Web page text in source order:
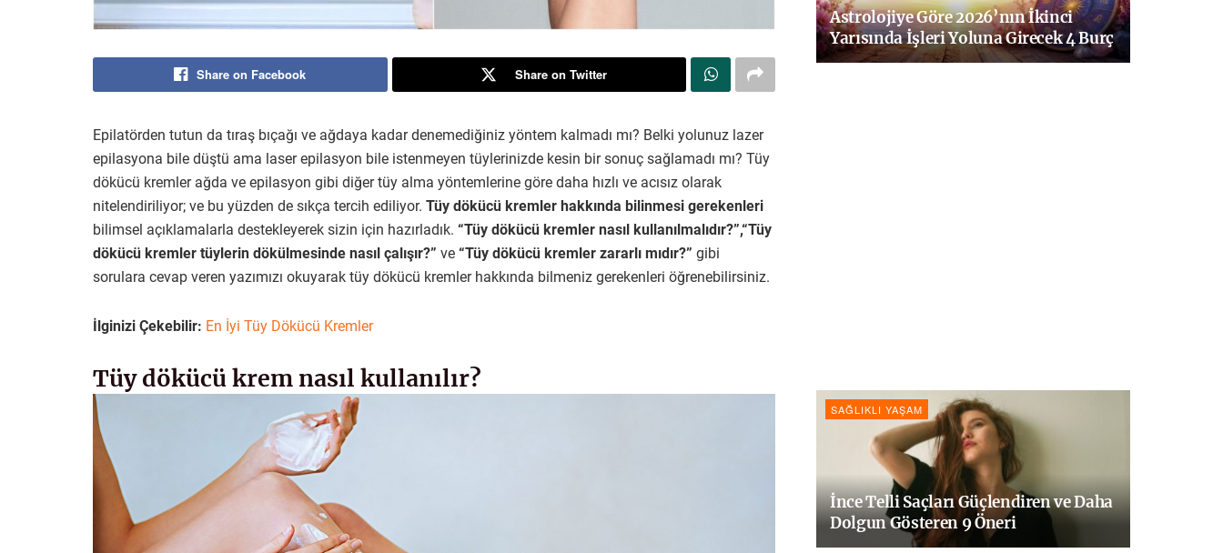
Share on Facebook Share on Twitter
Epilatörden tutun da tıraş bıçağı ve ağdaya kadar denemediğiniz yöntem kalmadı mı? Belki yolunuz lazer
epilasyona bile düştü ama laser epilasyon bile istenmeyen tüylerinizde kesin bir sonuç sağlamadı mı? Tüy
dökücü kremler ağda ve epilasyon gibi diğer tüy alma yöntemlerine göre daha hızlı ve acısız olarak
nitelendiriliyor; ve bu yüzden de sıkça tercih ediliyor. Tüy dökücü kremler hakkında bilinmesi gerekenleri
bilimsel açıklamalarla destekleyerek sizin için hazırladık. “Tüy dökücü kremler nasıl kullanılmalıdır?”,“Tüy
dökücü kremler tüylerin dökülmesinde nasıl çalışır?” ve “Tüy dökücü kremler zararlı mıdır?” gibi
sorulara cevap veren yazımızı okuyarak tüy dökücü kremler hakkında bilmeniz gerekenleri öğrenebilirsiniz.
İlginizi Çekebilir: En İyi Tüy Dökücü Kremler
Tüy dökücü krem nasıl kullanılır?
Astrolojiye Göre 2026’nın İkinci
Yarısında İşleri Yoluna Girecek 4 Burç
SAĞLIKLI YAŞAM
İnce Telli Saçları Güçlendiren ve Daha
Dolgun Gösteren 9 Öneri